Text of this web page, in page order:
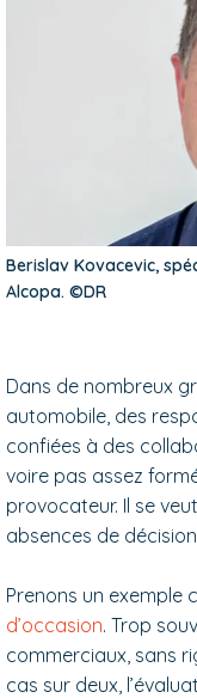
Berislav Kovacevic,
Alcopa. ©DR
Dans de nombreux
automobile, des
confiées à des
voire pas assez
provocateur. Il se
absences de
Prenons un exemple
d’occasion. Trop
commerciaux, sans
cas sur deux,